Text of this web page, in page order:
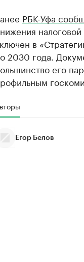
РБК-Уфа
налоговой
в
2030 года.
его
Егор Белов